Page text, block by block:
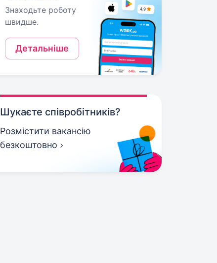
Знаходьте роботу
швидше.
Детальніше
Шукаєте співробітників?
Розмістити вакансію
безкоштовно